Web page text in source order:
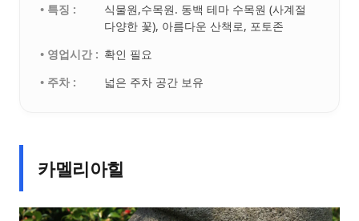
• 특징 :
식물원,수목원. 동백 테마 수목원 (사계절
다양한 꽃), 아름다운 산책로, 포토존
• 영업시간 : 확인 필요
• 주차 :
넓은 주차 공간 보유
카멜리아힐